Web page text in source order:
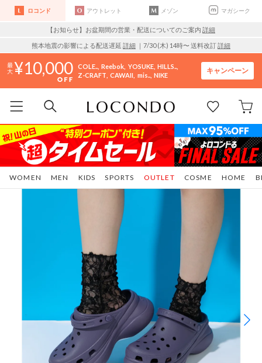
ロコンド アウトレット メゾン マガシーク
【お知らせ】お盆期間の営業・配送についてのご案内 詳細
熊本地震の影響による配送遅延 詳細 ｜7/30 (木) 14時〜 送料改訂詳細
10,000 COLE.. Reebok YOSUKE HILLS..
Z-CRAFT CAWAII mis.. NIKE
キャンペーン
WOMEN MEN KIDS SPORTS COSME HOME
OUTLET